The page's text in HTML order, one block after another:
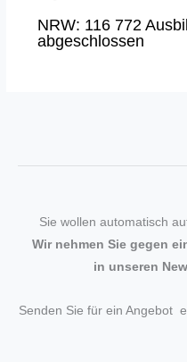
NRW: 116 772
abgeschlossen
Sie wollen automatisch
Wir nehmen Sie gegen
in unseren
Senden Sie für ein Angebot